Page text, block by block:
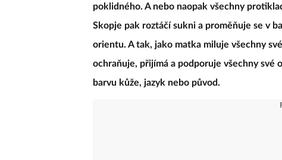
poklidného. A nebo naopak všechny
Skopje pak roztáčí sukni a proměňuje se v
orientu. A tak, jako matka miluje všechny
ochraňuje, přijímá a podporuje všechny své
barvu kůže, jazyk nebo původ.